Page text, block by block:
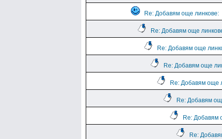
Re: Добавям още линкове:
Re: Добавям още
Re: Добавям още
Re: Добавям още
Re: Добавям още
Re: Добавям
Re: Добавям
Re: